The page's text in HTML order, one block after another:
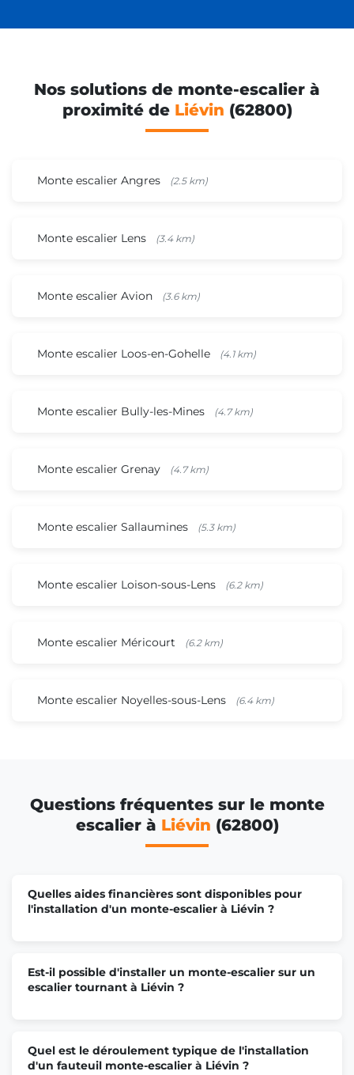
Nos solutions de monte-escalier à
proximité de Liévin (62800)
Monte escalier Angres (2.5 km)
Monte escalier Lens (3.4 km)
Monte escalier Avion (3.6 km)
Monte escalier Loos-en-Gohelle (4.1 km)
Monte escalier Bully-les-Mines (4.7 km)
Monte escalier Grenay (4.7 km)
Monte escalier Sallaumines (5.3 km)
Monte escalier Loison-sous-Lens (6.2 km)
Monte escalier Méricourt (6.2 km)
Monte escalier Noyelles-sous-Lens (6.4 km)
Questions fréquentes sur le monte
escalier à Liévin (62800)
Quelles aides financières sont disponibles pour
l'installation d'un monte-escalier à Liévin ?
Est-il possible d'installer un monte-escalier sur un
escalier tournant à Liévin ?
Quel est le déroulement typique de l'installation
d'un fauteuil monte-escalier à Liévin ?